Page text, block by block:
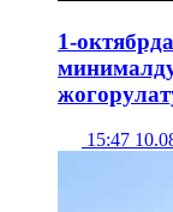
1-
15:47